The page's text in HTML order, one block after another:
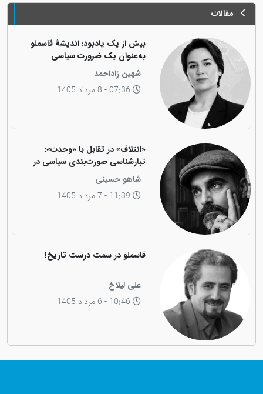
مقالات
بیش از یک یادبود؛ اندیشهٔ قاسملو
به‌عنوان یک ضرورت سیاسی
شهین زاداحمد
«ائتلاف» در تقابل با «وحدت»:
تبارشناسی صورت‌بندی سیاسی در
جامعه کوردی
شاهو حسینی
قاسملو در سمت درست تاریخ!
علی لیلاخ